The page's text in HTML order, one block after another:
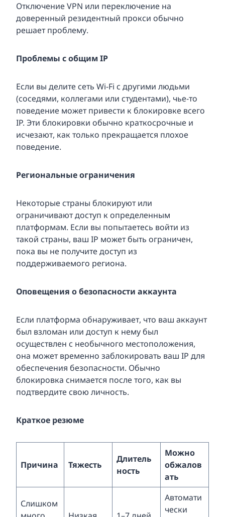
Отключение VPN или переключение на
доверенный резидентный прокси обычно
решает проблему.
Проблемы с общим IP
Если вы делите сеть Wi-Fi с другими людьми
(соседями, коллегами или студентами), чье-то
поведение может привести к блокировке всего
IP. Эти блокировки обычно краткосрочные и
исчезают, как только прекращается плохое
поведение.
Региональные ограничения
Некоторые страны блокируют или
ограничивают доступ к определенным
платформам. Если вы попытаетесь войти из
такой страны, ваш IP может быть ограничен,
пока вы не получите доступ из
поддерживаемого региона.
Оповещения о безопасности аккаунта
Если платформа обнаруживает, что ваш аккаунт
был взломан или доступ к нему был
осуществлен с необычного местоположения,
она может временно заблокировать ваш IP для
обеспечения безопасности. Обычно
блокировка снимается после того, как вы
подтвердите свою личность.
Краткое резюме
Причина Тяжесть
Длитель
ность
Можно
обжалов
ать
Слишком
Автомати
чески